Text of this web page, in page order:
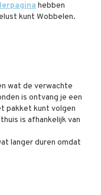
hebben
kunt Wobbelen.
wat de verwachte
is ontvang je een
pakket kunt volgen
is afhankelijk van
langer duren omdat